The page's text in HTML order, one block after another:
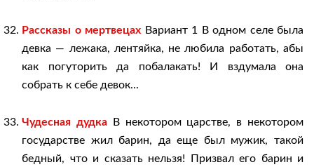
Рассказы о мертвецах Вариант 1 В одном селе была
девка — лежака, лентяйка, не любила работать, абы
как погуторить да побалакать! И вздумала она
собрать к себе девок...
Чудесная дудкаВ некотором царстве, в некотором
государстве жил барин, да еще был мужик, такой
бедный, что и сказать нельзя! Призвал его барин и